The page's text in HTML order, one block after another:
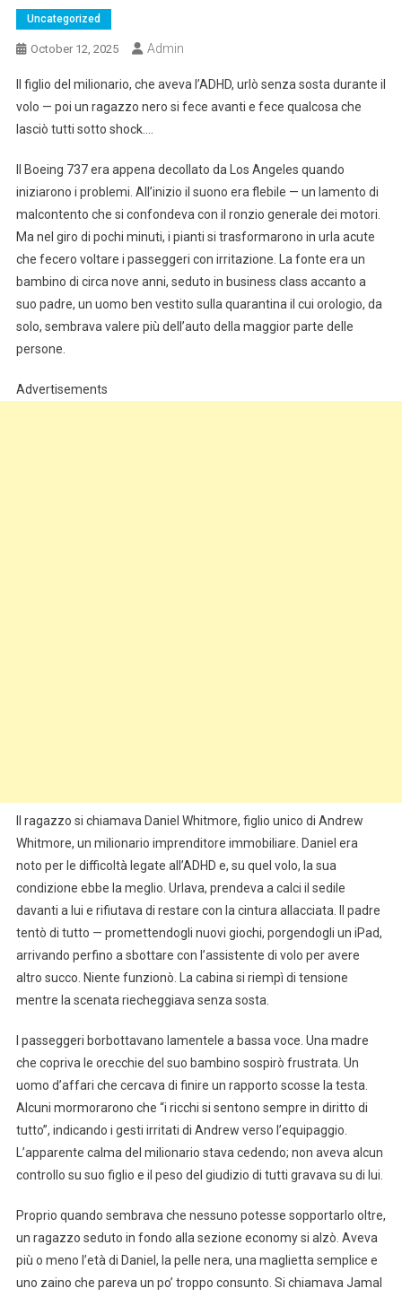
Uncategorized
October 12, 2025 Admin
Il figlio del milionario, che aveva l’ADHD, urlò senza sosta durante il
volo — poi un ragazzo nero si fece avanti e fece qualcosa che
lasciò tutti sotto shock….
Il Boeing 737 era appena decollato da Los Angeles quando
iniziarono i problemi. All’inizio il suono era flebile — un lamento di
malcontento che si confondeva con il ronzio generale dei motori.
Ma nel giro di pochi minuti, i pianti si trasformarono in urla acute
che fecero voltare i passeggeri con irritazione. La fonte era un
bambino di circa nove anni, seduto in business class accanto a
suo padre, un uomo ben vestito sulla quarantina il cui orologio, da
solo, sembrava valere più dell’auto della maggior parte delle
persone.
Advertisements
Il ragazzo si chiamava Daniel Whitmore, figlio unico di Andrew
Whitmore, un milionario imprenditore immobiliare. Daniel era
noto per le difficoltà legate all’ADHD e, su quel volo, la sua
condizione ebbe la meglio. Urlava, prendeva a calci il sedile
davanti a lui e rifiutava di restare con la cintura allacciata. Il padre
tentò di tutto — promettendogli nuovi giochi, porgendogli un iPad,
arrivando perfino a sbottare con l’assistente di volo per avere
altro succo. Niente funzionò. La cabina si riempì di tensione
mentre la scenata riecheggiava senza sosta.
I passeggeri borbottavano lamentele a bassa voce. Una madre
che copriva le orecchie del suo bambino sospirò frustrata. Un
uomo d’affari che cercava di finire un rapporto scosse la testa.
Alcuni mormorarono che “i ricchi si sentono sempre in diritto di
tutto”, indicando i gesti irritati di Andrew verso l’equipaggio.
L’apparente calma del milionario stava cedendo; non aveva alcun
controllo su suo figlio e il peso del giudizio di tutti gravava su di lui.
Proprio quando sembrava che nessuno potesse sopportarlo oltre,
un ragazzo seduto in fondo alla sezione economy si alzò. Aveva
più o meno l’età di Daniel, la pelle nera, una maglietta semplice e
uno zaino che pareva un po’ troppo consunto. Si chiamava Jamal